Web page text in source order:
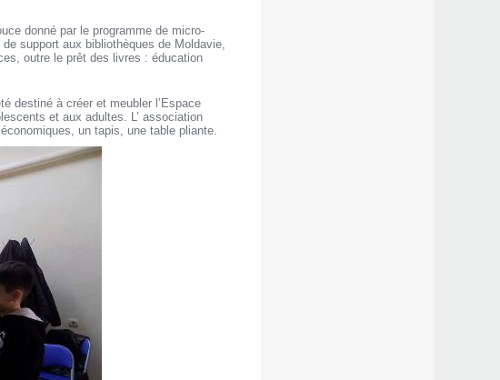
donné par le programme de micro-
support aux bibliothèques de Moldavie,
outre le prêt des livres : éducation
destiné à créer et meubler l’Espace
et aux adultes. L’ association
un tapis, une table pliante.